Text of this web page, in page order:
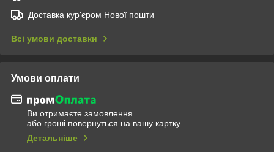
Доставка кур'єром Нової пошти
Всі умови доставки
Умови оплати
Ви отримаєте замовлення
або гроші повернуться на вашу картку
Детальніше